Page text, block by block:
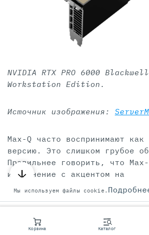
Корзина Каталог
NVIDIA RTX PRO 6000
Workstation Edition.
Источник изображения:
Max-Q часто воспринимают как
версию. Это слишком грубое
Правильнее говорить, что
исполнение с акцентом на
энергоэффективность,
более удобную установку в
конфигурации.
Мы используем файлы cookie.